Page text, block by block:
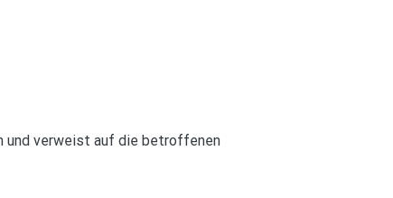
und verweist auf die betroffenen